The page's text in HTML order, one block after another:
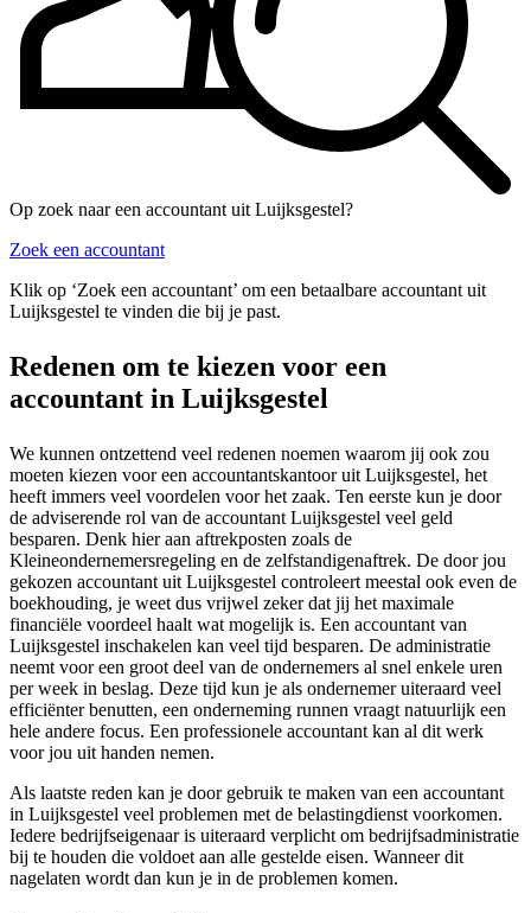
Op zoek naar een accountant uit Luijksgestel?
Zoek een accountant
Klik op ‘Zoek een accountant’ om een betaalbare accountant uit
Luijksgestel te vinden die bij je past.
Redenen om te kiezen voor een
accountant in Luijksgestel
We kunnen ontzettend veel redenen noemen waarom jij ook zou
moeten kiezen voor een accountantskantoor uit Luijksgestel, het
heeft immers veel voordelen voor het zaak. Ten eerste kun je door
de adviserende rol van de accountant Luijksgestel veel geld
besparen. Denk hier aan aftrekposten zoals de
Kleineondernemersregeling en de zelfstandigenaftrek. De door jou
gekozen accountant uit Luijksgestel controleert meestal ook even de
boekhouding, je weet dus vrijwel zeker dat jij het maximale
financiële voordeel haalt wat mogelijk is. Een accountant van
Luijksgestel inschakelen kan veel tijd besparen. De administratie
neemt voor een groot deel van de ondernemers al snel enkele uren
per week in beslag. Deze tijd kun je als ondernemer uiteraard veel
efficiënter benutten, een onderneming runnen vraagt natuurlijk een
hele andere focus. Een professionele accountant kan al dit werk
voor jou uit handen nemen.
Als laatste reden kan je door gebruik te maken van een accountant
in Luijksgestel veel problemen met de belastingdienst voorkomen.
Iedere bedrijfseigenaar is uiteraard verplicht om bedrijfsadministratie
bij te houden die voldoet aan alle gestelde eisen. Wanneer dit
nagelaten wordt dan kun je in de problemen komen.